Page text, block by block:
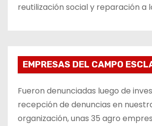
reutilización social y reparación a
EMPRESAS DEL CAMPO
Fueron denunciadas luego de
recepción de denuncias en
organización, unas 35 agro